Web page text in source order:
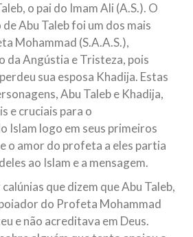
o pai do Imam Ali (A.S.). O
Abu Taleb foi um dos mais
Mohammad (S.A.A.S.),
da Angústia e Tristeza, pois
sua esposa Khadija. Estas
Abu Taleb e Khadija,
e cruciais para o
Islam logo em seus primeiros
o amor do profeta a eles partia
ao Islam e a mensagem.
que dizem que Abu Taleb,
do Profeta Mohammad
e não acreditava em Deus.